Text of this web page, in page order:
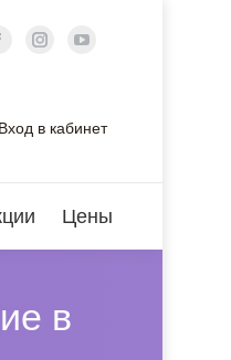
Вход в кабинет
Цены
в